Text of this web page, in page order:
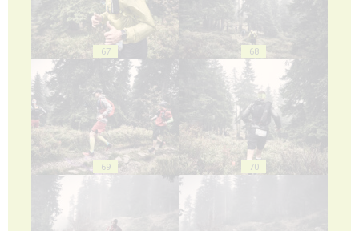
67 68
69 70